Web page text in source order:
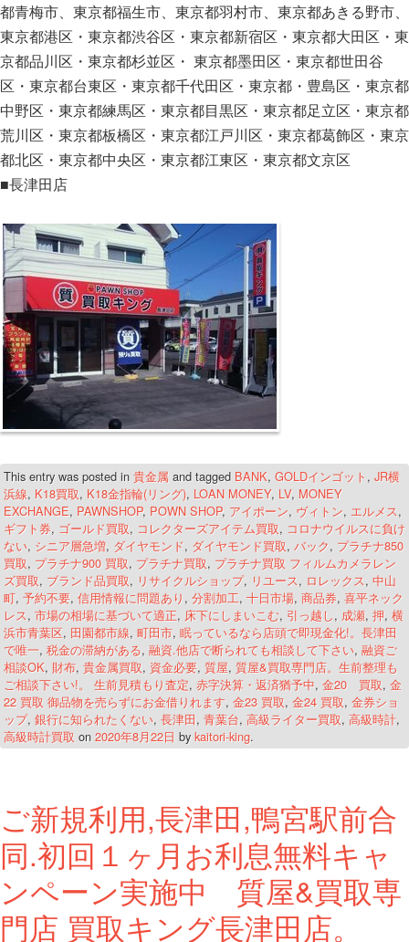
都青梅市、東京都福生市、東京都羽村市、東京都あきる野市、
東京都港区・東京都渋谷区・東京都新宿区・東京都大田区・東
京都品川区・東京都杉並区・ 東京都墨田区・東京都世田谷
区・東京都台東区・東京都千代田区・東京都・豊島区・東京都
中野区・東京都練馬区・東京都目黒区・東京都足立区・東京都
荒川区・東京都板橋区・東京都江戸川区・東京都葛飾区・東京
都北区・東京都中央区・東京都江東区・東京都文京区
■長津田店
This entry was posted in 貴金属 and tagged BANK, GOLDインゴット , JR横
浜線, K18買取, K18金指輪(リング), LOAN MONEY, LV, MONEY
EXCHANGE, PAWNSHOP, POWN SHOP, アイポーン, ヴィトン, エルメス,
ギフト券, ゴールド買取, コレクターズアイテム買取, コロナウイルスに負け
ない, シニア層急増, ダイヤモンド, ダイヤモンド買取, バック, プラチナ850
買取, プラチナ900 買取, プラチナ買取, プラチナ買取 フィルムカメラレン
ズ買取, ブランド品買取, リサイクルショップ, リユース, ロレックス, 中山
町, 予約不要, 信用情報に問題あり , 分割加工, 十日市場, 商品券, 喜平ネック
レス, 市場の相場に基づいて適正, 床下にしまいこむ, 引っ越し, 成瀬, 押, 横
浜市青葉区, 田園都市線, 町田市, 眠っているなら店頭で即現金化!。長津田
で唯一, 税金の滞納がある, 融資.他店で断られても相談して下さい, 融資ご
相談OK, 財布, 貴金属買取, 資金必要, 質屋, 質屋&買取専門店。生前整理も
ご相談下さい!。 生前見積もり査定, 赤字決算・返済猶予中, 金20 買取, 金
22 買取 御品物を売らずにお金借りれます, 金23 買取, 金24 買取, 金券ショ
ップ, 銀行に知られたくない, 長津田, 青葉台, 高級ライター買取, 高級時計,
高級時計買取 on 2020年8月22日 bykaitori-king.
ご新規利用,長津田,鴨宮駅前合
同.初回１ヶ月お利息無料キャ
ンペーン実施中 質屋&買取専
門店 買取キング長津田店。